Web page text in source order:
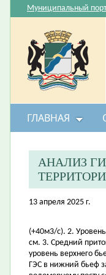
Муниципальный
ГЛАВНАЯ
АНАЛИЗ
13 апреля 2025 г.
(+40м3/с). 2.
см. 3. Средний
уровень верхнего
ГЭС в нижний бьеф